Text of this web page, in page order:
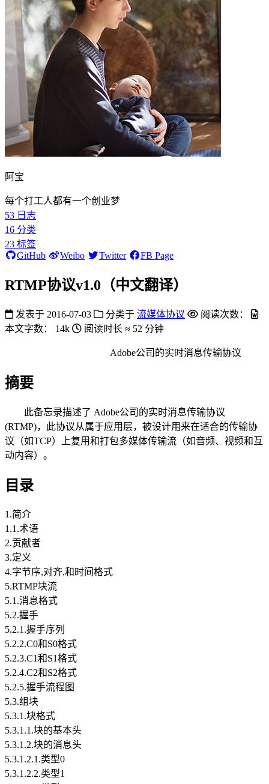
阿宝
每个打工人都有一个创业梦
53 日志
16 分类
23 标签
GitHub
Weibo Twitter FB Page
RTMP协议v1.0（中文翻译）
发表于 2016-07-03 分类于 流媒体协议
阅读次数：
本文字数：
14k 阅读时长 ≈ 52 分钟
Adobe公司的实时消息传输协议
摘要
此备忘录描述了 Adobe公司的实时消息传输协议
(RTMP)，此协议从属于应用层，被设计用来在适合的传输协
议（如TCP）上复用和打包多媒体传输流（如音频、视频和互
动内容）。
目录
1.简介
1.1.术语
2.贡献者
3.定义
4.字节序,对齐,和时间格式
5.RTMP块流
5.1.消息格式
5.2.握手
5.2.1.握手序列
5.2.2.C0和S0格式
5.2.3.C1和S1格式
5.2.4.C2和S2格式
5.2.5.握手流程图
5.3.组块
5.3.1.块格式
5.3.1.1.块的基本头
5.3.1.2.块的消息头
5.3.1.2.1.类型0
5.3.1.2.2.类型1